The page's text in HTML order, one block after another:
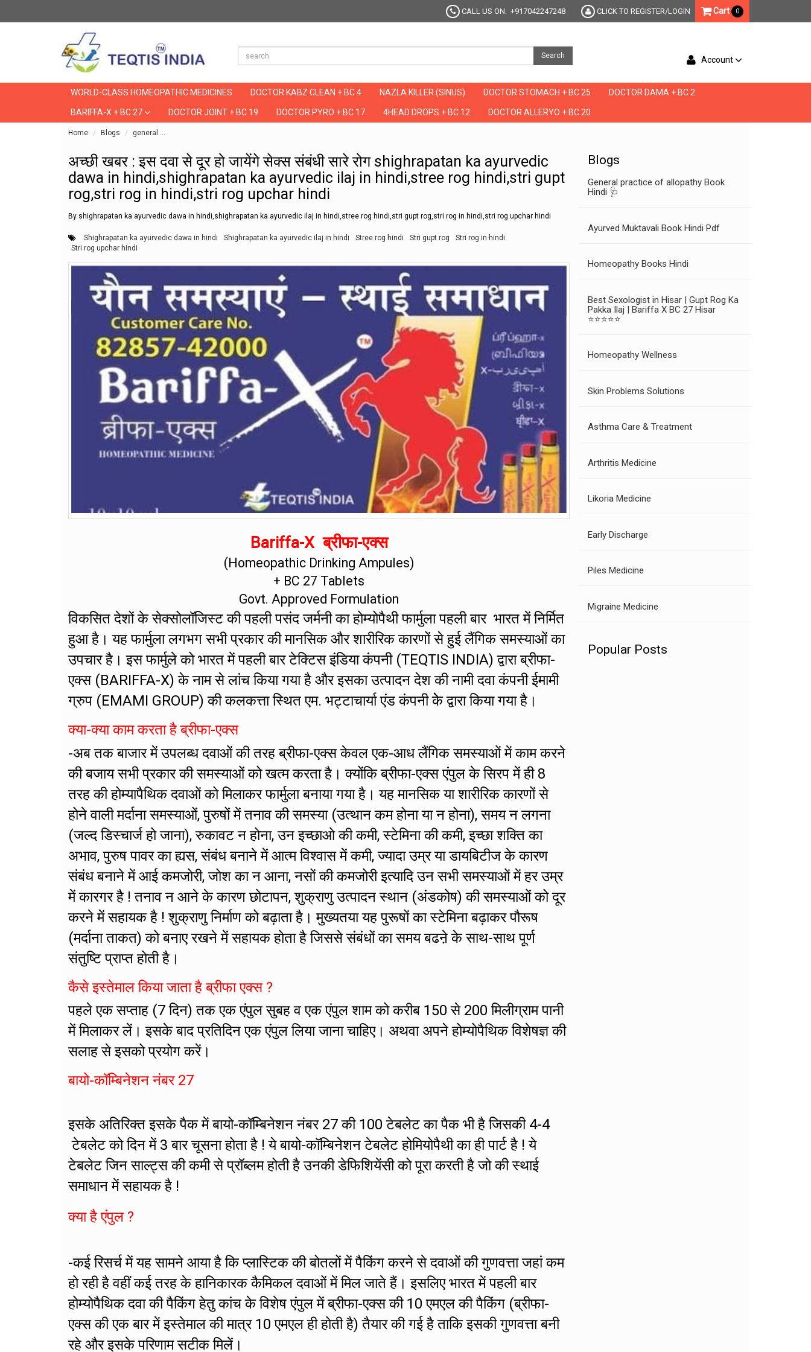
CALL US ON: +917042247248 CLICK TO REGISTER/LOGIN Cart 0
Search Account
WORLD-CLASS HOMEOPATHIC MEDICINES DOCTOR KABZ CLEAN + BC 4 NAZLA KILLER (SINUS) DOCTOR STOMACH + BC 25 DOCTOR DAMA + BC 2
BARIFFA-X + BC 27 DOCTOR JOINT + BC 19 DOCTOR PYRO + BC 17 4HEAD DROPS + BC 12 DOCTOR ALLERYO + BC 20
Home Blogs general
अच्छी खबर : इस दवा से दूर हो जायेंगे सेक्स संबंधी सारे रोग shighrapatan ka ayurvedic
dawa in hindi,shighrapatan ka ayurvedic ilaj in hindi,stree rog hindi,stri gupt
rog,stri rog in hindi,stri rog upchar hindi
By shighrapatan ka ayurvedic dawa in hindi,shighrapatan ka ayurvedic ilaj in hindi,stree rog hindi,stri gupt rog,stri rog in hindi,stri rog upchar hindi
Shighrapatan ka ayurvedic dawa in hindi Shighrapatan ka ayurvedic ilaj in hindi Stree rog hindi Stri gupt rog
Stri rog in hindi
Stri rog upchar hindi
Bariffa-X ब्रीफा-एक्स
(Homeopathic Drinking Ampules)
+ BC 27 Tablets
Govt. Approved Formulation
विकसित देशों के सेक्सोलॉजिस्ट की पहली पसंद जर्मनी का होम्योपैथी फार्मुला पहली बार भारत में निर्मित
हुआ है। यह फार्मुला लगभग सभी प्रकार की मानसिक और शारीरिक कारणों से हुई लैंगिक समस्याओं का
उपचार है। इस फार्मुले को भारत में पहली बार टेक्टिस इंडिया कंपनी (TEQTIS INDIA) द्वारा ब्रीफा-
एक्स (BARIFFA-X) के नाम से लांच किया गया है और इसका उत्पादन देश की नामी दवा कंपनी ईमामी
ग्रुप (EMAMI GROUP) की कलकत्ता स्थित एम. भट्टाचार्या एंड कंपनी केे द्वारा किया गया है।
क्या-क्या काम करता है ब्रीफा-एक्स
-अब तक बाजार में उपलब्ध दवाओं की तरह ब्रीफा-एक्स केवल एक-आध लैंगिक समस्याओं में काम करने
की बजाय सभी प्रकार की समस्याओं को खत्म करता है। क्योंकि ब्रीफा-एक्स एंपुल के सिरप में ही 8
तरह की होम्यापैथिक दवाओं को मिलाकर फार्मुला बनाया गया है। यह मानसिक या शारीरिक कारणों से
होने वाली मर्दाना समस्याओं, पुरुषों में तनाव की समस्या (उत्थान कम होना या न होना), समय न लगना
(जल्द डिस्चार्ज हो जाना), रुकावट न होना, उन इच्छाओ की कमी, स्टेमिना की कमी, इच्छा शक्ति का
अभाव, पुरुष पावर का ह्यस, संबंध बनाने में आत्म विश्वास में कमी, ज्यादा उम्र या डायबिटीज के कारण
संबंध बनाने में आई कमजोरी, जोश का न आना, नसों की कमजोरी इत्यादि उन सभी समस्याओं में हर उम्र
में कारगर है ! तनाव न आने के कारण छोटापन, शुक्राणु उत्पादन स्थान (अंडकोष) की समस्याओं को दूर
करने में सहायक है ! शुक्राणु निर्माण को बढ़ाता है। मुख्यतया यह पुरूषों का स्टेमिना बढ़ाकर पौरूष
(मर्दाना ताकत) को बनाए रखने में सहायक होता है जिससे संबंधों का समय बढऩे के साथ-साथ पूर्ण
संतुष्टि प्राप्त होती है।
कैसे इस्तेमाल किया जाता है ब्रीफा एक्स ?
पहले एक सप्ताह (7 दिन) तक एक एंपुल सुबह व एक एंपुल शाम को करीब 150 से 200 मिलीग्राम पानी
में मिलाकर लें। इसके बाद प्रतिदिन एक एंपुल लिया जाना चाहिए। अथवा अपने होम्योपैथिक विशेषज्ञ की
सलाह से इसको प्रयोग करें।
बायो-कॉम्बिनेशन नंबर 27
इसके अतिरिक्त इसके पैक में बायो-कॉम्बिनेशन नंबर 27 की 100 टेबलेट का पैक भी है जिसकी 4-4
टेबलेट को दिन में 3 बार चूसना होता है ! ये बायो-कॉम्बिनेशन टेबलेट होमियोपैथी का ही पार्ट है ! ये
टेबलेट जिन साल्ट्स की कमी से प्रॉब्लम होती है उनकी डेफिशियेंसी को पूरा करती है जो की स्थाई
समाधान में सहायक है !
क्या है एंपुल ?
-कई रिसर्च में यह सामने आया है कि प्लास्टिक की बोतलों में पैकिंग करने से दवाओं की गुणवत्ता जहां कम
हो रही है वहीं कई तरह के हानिकारक कैमिकल दवाओं में मिल जाते हैं। इसलिए भारत में पहली बार
होम्योपैथिक दवा की पैकिंग हेतु कांच के विशेष एंपुल में ब्रीफा-एक्स की 10 एमएल की पैकिंग (ब्रीफा-
एक्स की एक बार में इस्तेमाल की मात्र 10 एमएल ही होती है) तैयार की गई है ताकि इसकी गुणवत्ता बनी
रहे और इसके परिणाम सटीक मिलें।
Blogs
General practice of allopathy Book
Hindi 🩺
Ayurved Muktavali Book Hindi Pdf
Homeopathy Books Hindi
Best Sexologist in Hisar | Gupt Rog Ka
Pakka Ilaj | Bariffa X BC 27 Hisar
⭐⭐⭐⭐⭐
Homeopathy Wellness
Skin Problems Solutions
Asthma Care & Treatment
Arthritis Medicine
Likoria Medicine
Early Discharge
Piles Medicine
Migraine Medicine
Popular Posts